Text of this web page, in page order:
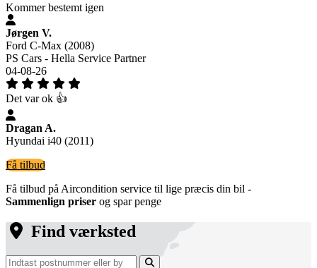
Kommer bestemt igen
Jørgen V.
Ford C-Max (2008)
PS Cars - Hella Service Partner
04-08-26
Det var ok 👍
Dragan A.
Hyundai i40 (2011)
Få tilbud
Få tilbud på Aircondition service til lige præcis din bil -
Sammenlign priser og spar penge
Find værksted